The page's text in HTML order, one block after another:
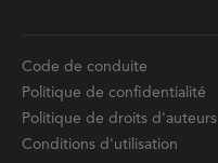
Code de conduite
Politique de confidentialité
Politique de droits d'auteurs
Conditions d'utilisation